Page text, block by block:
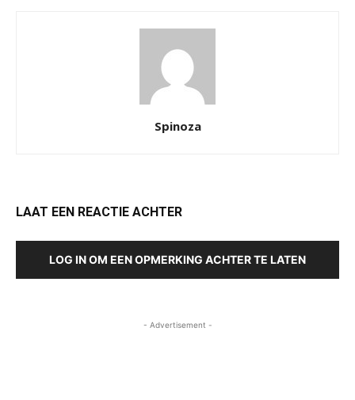
Spinoza
LAAT EEN REACTIE ACHTER
LOG IN OM EEN OPMERKING ACHTER TE LATEN
- Advertisement -